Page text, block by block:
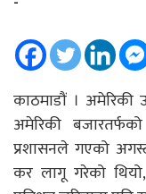
काठमाडौं । अमेरिकी
अमेरिकी
प्रशासनले गएको
कर लागू गरेको